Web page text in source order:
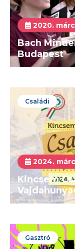
2020.
Bach
Budapest
Családi
2024.
Kincsem
Gasztró